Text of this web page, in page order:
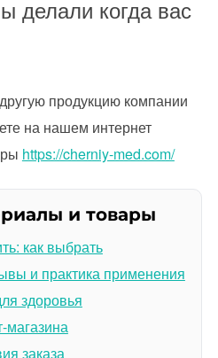
делали когда вас
продукцию компании
на нашем интернет
https://cherniy-med.com/
и товары
как выбрать
и практика применения
здоровья
магазина
заказа